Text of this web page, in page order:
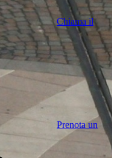
Chiama il
Prenota un